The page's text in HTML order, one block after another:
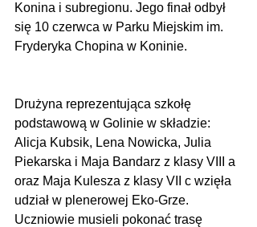
Konina i subregionu. Jego finał odbył
się 10 czerwca w Parku Miejskim im.
Fryderyka Chopina w Koninie.
Drużyna reprezentująca szkołę
podstawową w Golinie w składzie:
Alicja Kubsik, Lena Nowicka, Julia
Piekarska i Maja Bandarz z klasy VIII a
oraz Maja Kulesza z klasy VII c wzięła
udział w plenerowej Eko-Grze.
Uczniowie musieli pokonać trasę